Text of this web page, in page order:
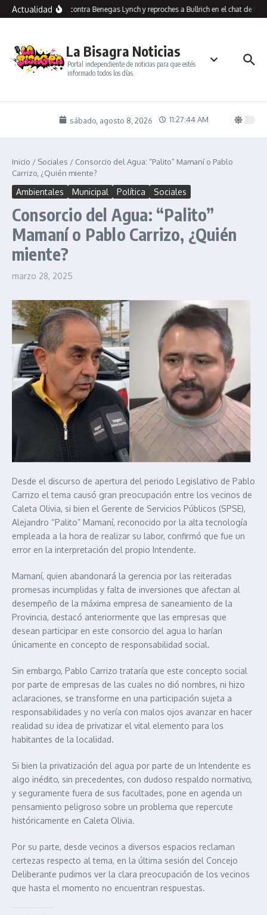
Saltar al contenido
ActualidadInsultos contra Benegas Lynch y reproches a Bullrich en el chat de los
La Bisagra Noticias
Portal independiente de noticias para que estés
informado todos los días.
sábado, agosto 8, 2026 11:27:44 AM
Inicio / Sociales / Consorcio del Agua: “Palito” Mamaní o Pablo
Carrizo, ¿Quién miente?
Ambientales Municipal Política Sociales
Consorcio del Agua: “Palito”
Mamaní o Pablo Carrizo, ¿Quién
miente?
marzo 28, 2025
Desde el discurso de apertura del periodo Legislativo de Pablo
Carrizo el tema causó gran preocupación entre los vecinos de
Caleta Olivia, si bien el Gerente de Servicios Públicos (SPSE),
Alejandro “Palito” Mamaní, reconocido por la alta tecnología
empleada a la hora de realizar su labor, confirmó que fue un
error en la interpretación del propio Intendente.
Mamaní, quien abandonará la gerencia por las reiteradas
promesas incumplidas y falta de inversiones que afectan al
desempeño de la máxima empresa de saneamiento de la
Provincia, destacó anteriormente que las empresas que
desean participar en este consorcio del agua lo harían
únicamente en concepto de responsabilidad social.
Sin embargo, Pablo Carrizo trataría que este concepto social
por parte de empresas de las cuales no dió nombres, ni hizo
aclaraciones, se transforme en una participación sujeta a
responsabilidades y no vería con malos ojos avanzar en hacer
realidad su idea de privatizar el vital elemento para los
habitantes de la localidad.
Si bien la privatización del agua por parte de un Intendente es
algo inédito, sin precedentes, con dudoso respaldo normativo,
y seguramente fuera de sus facultades, pone en agenda un
pensamiento peligroso sobre un problema que repercute
históricamente en Caleta Olivia.
Por su parte, desde vecinos a diversos espacios reclaman
certezas respecto al tema, en la última sesión del Concejo
Deliberante pudimos ver la clara preocupación de los vecinos
que hasta el momento no encuentran respuestas.